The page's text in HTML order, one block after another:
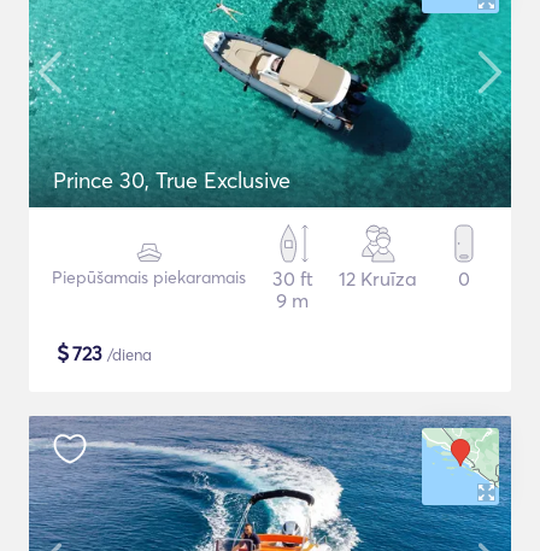
Prince 30, True Exclusive
Piepūšamais piekaramais
30 ft
9 m
12 Kruīza 0
$723 /diena